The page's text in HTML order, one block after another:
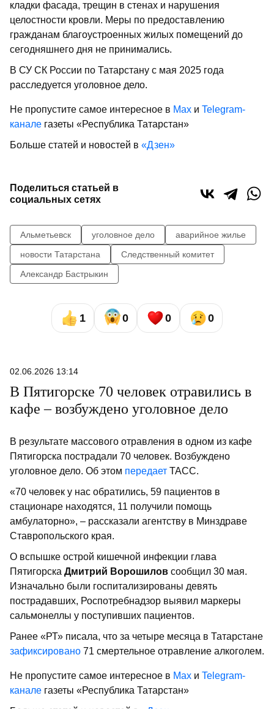
кладки фасада, трещин в стенах и нарушения
целостности кровли. Меры по предоставлению
гражданам благоустроенных жилых помещений до
сегодняшнего дня не принимались.
В СУ СК России по Татарстану с мая 2025 года
расследуется уголовное дело.
Не пропустите самое интересное в Max и Telegram-
канале газеты «Республика Татарстан»
Больше статей и новостей в «Дзен»
Поделиться статьей в
социальных сетях
Альметьевск уголовное дело
аварийное жилье
новости Татарстана
Следственный комитет
Александр Бастрыкин
1 0 0 0
02.06.2026 13:14
В Пятигорске 70 человек отравились в
кафе – возбуждено уголовное дело
В результате массового отравления в одном из кафе
Пятигорска пострадали 70 человек. Возбуждено
уголовное дело. Об этом передает ТАСС.
«70 человек у нас обратились, 59 пациентов в
стационаре находятся, 11 получили помощь
амбулаторно», – рассказали агентству в Минздраве
Ставропольского края.
О вспышке острой кишечной инфекции глава
Пятигорска Дмитрий Ворошилов сообщил 30 мая.
Изначально были госпитализированы девять
пострадавших, Роспотребнадзор выявил маркеры
сальмонеллы у поступивших пациентов.
Ранее «РТ» писала, что за четыре месяца в Татарстане
зафиксировано 71 смертельное отравление алкоголем.
Не пропустите самое интересное в Max и Telegram-
канале газеты «Республика Татарстан»